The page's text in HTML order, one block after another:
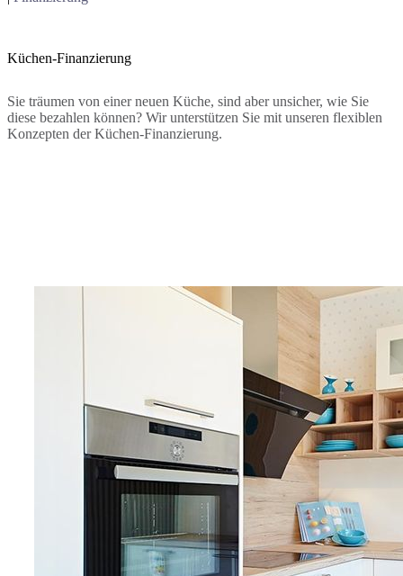
Küchen-Finanzierung
Sie träumen von einer neuen Küche, sind aber unsicher, wie Sie
diese bezahlen können? Wir unterstützen Sie mit unseren flexiblen
Konzepten der Küchen-Finanzierung.